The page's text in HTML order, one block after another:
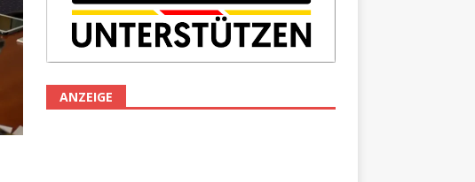
ANZEIGE